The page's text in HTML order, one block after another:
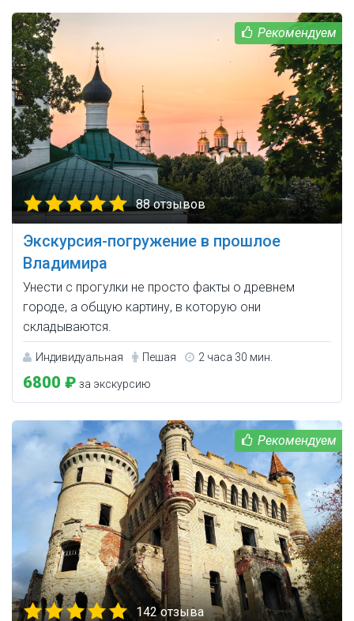
88 отзывов
Экскурсия-погружение в прошлое
Владимира
Унести с прогулки не просто факты о древнем
городе, а общую картину, в которую они
складываются.
Индивидуальная Пешая 2 часа 30 мин.
6800 ₽ за экскурсию
142 отзыва